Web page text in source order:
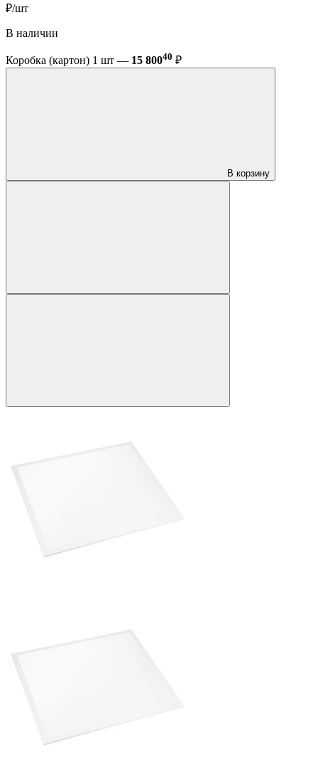
₽/шт
В наличии
Коробка (картон) 1 шт — 15 80040 ₽
В корзину